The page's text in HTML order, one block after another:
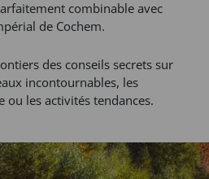
combinable avec
de Cochem.
des conseils secrets sur
incontournables, les
ou les activités tendances.